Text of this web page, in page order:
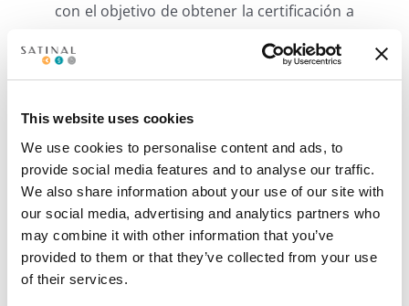
This website uses cookies
We use cookies to personalise content and ads, to
provide social media features and to analyse our traffic.
We also share information about your use of our site with
our social media, advertising and analytics partners who
may combine it with other information that you’ve
provided to them or that they’ve collected from your use
of their services.
con el objetivo de obtener la certificación a
Satinal recoge una muestra de cada
clientes para comprobar rápidamente
cualquier problema encontrado por el
usuario final.Esto permite llevar a cabo
dobles controles de calidad y establecer las
verdaderas causas de los problemas
posteriores a la laminación en caso de que
se produzcan. Además, los estrictos